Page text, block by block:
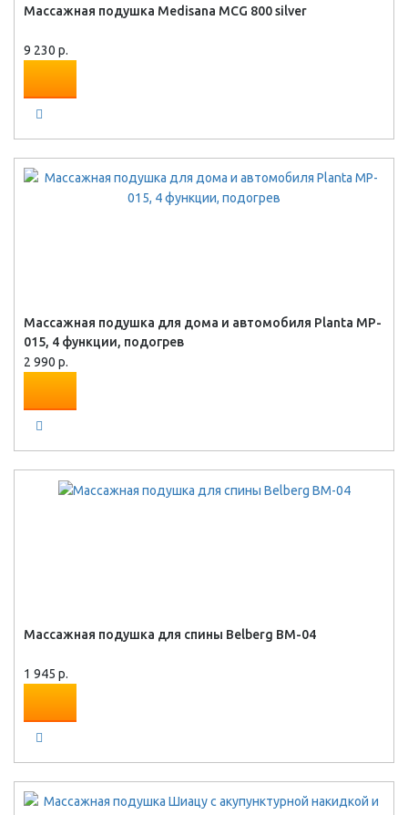
Массажная подушка Medisana MCG 800 silver
9 230 р.
Массажная подушка для дома и автомобиля Planta MP-
015, 4 функции, подогрев
2 990 р.
Массажная подушка для спины Belberg BM-04
1 945 р.